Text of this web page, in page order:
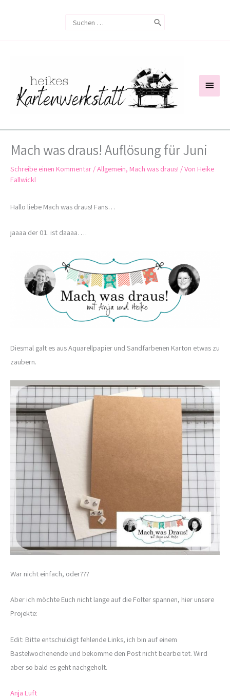
Search
Mach was draus! Auflösung für Juni
Schreibe einen Kommentar /Allgemein, Mach was draus! / Von Heike
Fallwickl
Hallo liebe Mach was draus! Fans…
jaaaa der 01. ist daaaa….
Diesmal galt es aus Aquarellpapier und Sandfarbenen Karton etwas zu
zaubern.
War nicht einfach, oder???
Aber ich möchte Euch nicht lange auf die Folter spannen, hier unsere
Projekte:
Edit: Bitte entschuldigt fehlende Links, ich bin auf einem
Bastelwochenende und bekomme den Post nicht bearbeitet. Wird
aber so bald es geht nachgeholt.
Anja Luft